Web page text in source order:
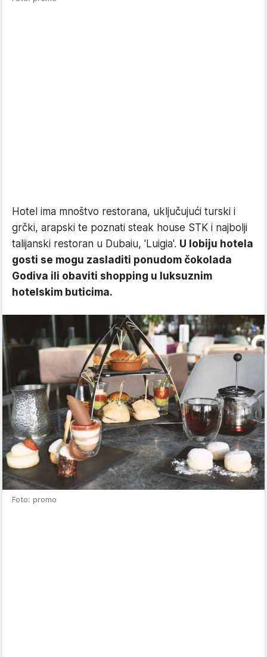
Hotel ima mnoštvo restorana, uključujući turski i
grčki, arapski te poznati steak house STK i najbolji
talijanski restoran u Dubaiu, 'Luigia'. U lobiju hotela
gosti se mogu zasladiti ponudom čokolada
Godiva ili obaviti shopping u luksuznim
hotelskim buticima.
Foto: promo